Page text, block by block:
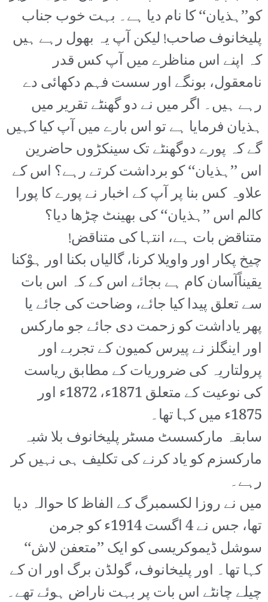
کو’’ہذیان‘‘ کا نام دیا ہے۔ بہت خوب جناب
پلیخانوف صاحب! لیکن آپ یہ بھول رہے ہیں
کہ اپنے اس مناظرے میں آپ کس قدر
نامعقول، بونگے اور سست فہم دکھائی دے
رہے ہیں۔ اگر میں نے دو گھنٹے تقریر میں
ہذیان فرمایا ہے تو اس بارے میں آپ کیا کہیں
گے کہ پورے دوگھنٹے تک سینکڑوں حاضرین
اس ’’ہذیان‘‘ کو برداشت کرتے رہے؟ اس کے
علاوہ کس بنا پر آپ کے اخبار نے پورے کا پورا
کالم اس ’’ہذیان‘‘ کی بھینٹ چڑھا دیا؟
متناقض بات ہے، انتہا کی متناقض!
چیخ پکار اور واویلا کرنا، گالیاں بکنا اور ہوْکنا
یقیناًآسان کام ہے بجائے اس کے کہ اس بات
سے تعلق پیدا کیا جائے، وضاحت کی جائے یا
پھر یاداشت کو زحمت دی جائے جو مارکس
اور اینگلز نے پیرس کمیون کے تجربے اور
پرولتاریہ کی ضروریات کے مطابق ریاست
کی نوعیت کے متعلق 1871ء، 1872ء اور
1875ء میں کہا تھا۔
سابقہ مارکسسٹ مسٹر پلیخانوف بلا شبہ
مارکسزم کو یاد کرنے کی تکلیف ہی نہیں کر
رہے۔
میں نے روزا لکسمبرگ کے الفاظ کا حوالہ دیا
تھا، جس نے 4 اگست 1914ء کو جرمن
سوشل ڈیموکریسی کو ایک ’’متعفن لاش‘‘
کہا تھا۔ اور پلیخانوف، گولڈن برگ اور ان کے
چیلے چانٹے اس بات پر بہت ناراض ہوئے تھے۔